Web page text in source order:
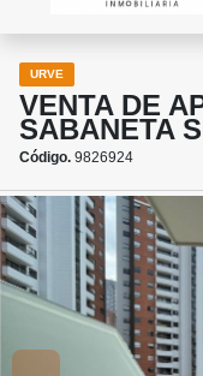
URVE
VENTA DE
SABANETA
Código. 9826924